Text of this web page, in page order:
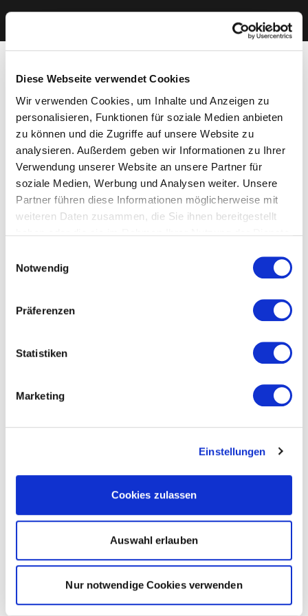
Diese Webseite verwendet Cookies
Wir verwenden Cookies, um Inhalte und Anzeigen zu
personalisieren, Funktionen für soziale Medien anbieten
zu können und die Zugriffe auf unsere Website zu
analysieren. Außerdem geben wir Informationen zu Ihrer
Verwendung unserer Website an unsere Partner für
soziale Medien, Werbung und Analysen weiter. Unsere
Partner führen diese Informationen möglicherweise mit
weiteren Daten zusammen, die Sie ihnen bereitgestellt
Cookies, wenn Sie unsere Webseite weiterhin nutzen.
Notwendig
Präferenzen
Statistiken
Marketing
Einstellungen
Cookies zulassen
Auswahl erlauben
Nur notwendige Cookies verwenden